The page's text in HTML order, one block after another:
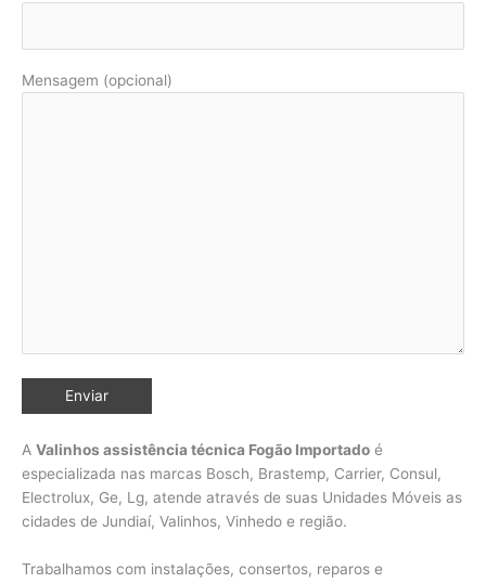
Mensagem (opcional)
A Valinhos assistência técnica Fogão Importado é
especializada nas marcas Bosch, Brastemp, Carrier, Consul,
Electrolux, Ge, Lg, atende através de suas Unidades Móveis as
cidades de Jundiaí, Valinhos, Vinhedo e região.
Trabalhamos com instalações, consertos, reparos e